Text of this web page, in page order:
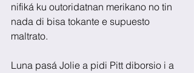
nifiká ku outoridatnan merikano no tin
nada di bisa tokante e supuesto
maltrato.
Luna pasá Jolie a pidi Pitt diborsio i a